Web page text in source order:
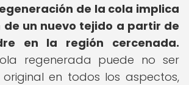
de la cola implica
un nuevo tejido a partir de
en la región cercenada.
regenerada puede no ser
en todos los aspectos,